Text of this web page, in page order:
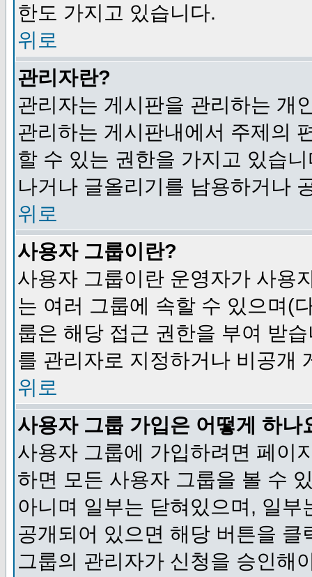
한도 가지고 있습니다.
위로
관리자란?
관리자는 게시판을 관리하는 개
관리하는 게시판내에서 주제의
할 수 있는 권한을 가지고 있습
나거나 글올리기를 남용하거나
위로
사용자 그룹이란?
사용자 그룹이란 운영자가 사용
는 여러 그룹에 속할 수 있으며(
룹은 해당 접근 권한을 부여 받
를 관리자로 지정하거나 비공개
위로
사용자 그룹 가입은 어떻게 하나
사용자 그룹에 가입하려면 페이
하면 모든 사용자 그룹을 볼 수
아니며 일부는 닫혀있으며, 일
공개되어 있으면 해당 버튼을
그룹의 관리자가 신청을 승인해